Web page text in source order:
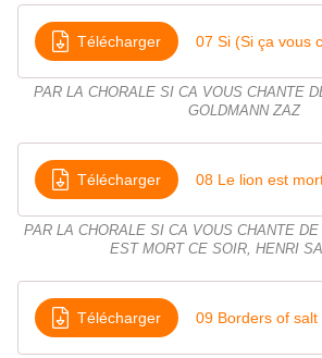
Télécharger 07 Si (Si ça vous
PAR LA CHORALE SI CA VOUS CHANTE
GOLDMANN ZAZ
Télécharger
PAR LA CHORALE SI CA VOUS CHANTE
EST MORT CE SOIR, HENRI
Télécharger